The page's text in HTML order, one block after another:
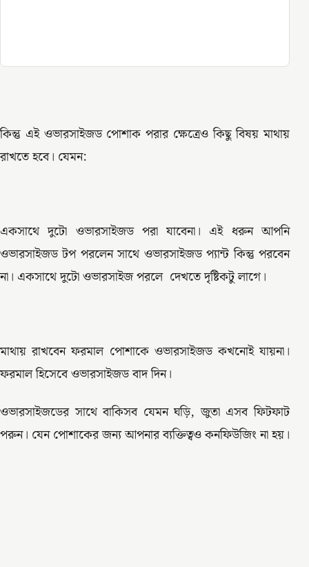
কিন্তু এই ওভারসাইজড পোশাক পরার ক্ষেত্রেও কিছু বিষয় মাথায়
রাখতে হবে। যেমন:
একসাথে দুটো ওভারসাইজড পরা যাবেনা। এই ধরুন আপনি
ওভারসাইজড টপ পরলেন সাথে ওভারসাইজড প্যান্ট কিন্তু পরবেন
না। একসাথে দুটো ওভারসাইজ পরলে দেখতে দৃষ্টিকটু লাগে।
মাথায় রাখবেন ফরমাল পোশাকে ওভারসাইজড কখনোই যায়না।
ফরমাল হিসেবে ওভারসাইজড বাদ দিন।
ওভারসাইজডের সাথে বাকিসব যেমন ঘড়ি, জুতা এসব ফিটফাট
পরুন। যেন পোশাকের জন্য আপনার ব্যক্তিত্বও কনফিউজিং না হয়।